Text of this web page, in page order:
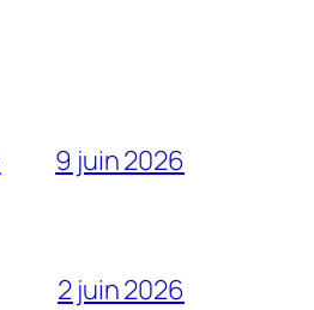
9 juin 2026
2 juin 2026